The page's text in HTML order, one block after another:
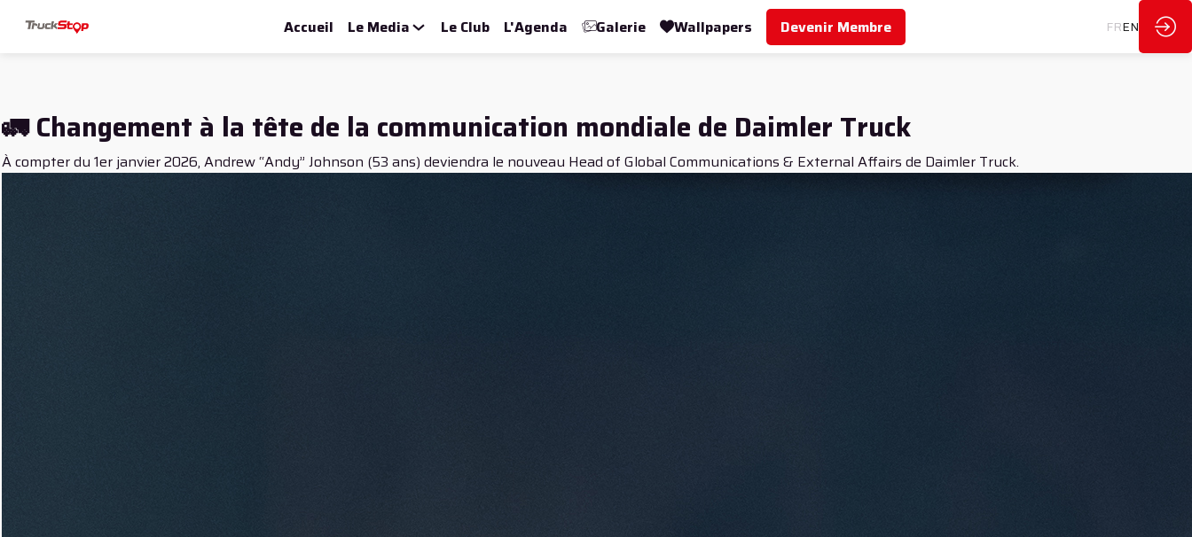
Accueil Le Media Le Club L'Agenda Galerie Wallpapers Devenir Membre FREN
🚛 Changement à la tête de la communication mondiale de Daimler Truck
À compter du 1er janvier 2026, Andrew “Andy” Johnson (53 ans) deviendra le nouveau Head of Global Communications & External Affairs de Daimler Truck.